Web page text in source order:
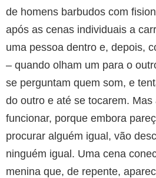
de homens barbudos com
após as cenas individuais a
uma pessoa dentro e, depois,
– quando olham um para o
se perguntam quem som, e
do outro e até se tocarem.
funcionar, porque embora
procurar alguém igual, vão
ninguém igual. Uma cena
menina que, de repente,